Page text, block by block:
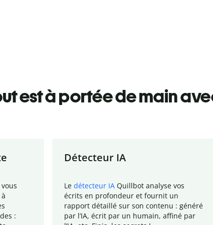
est à portée de main
:
Détecteur IA
Le détecteur IA Quillbot analyse vos
écrits en profondeur et fournit un
rapport détaillé sur son contenu : généré
par l’IA, écrit par un humain, affiné par